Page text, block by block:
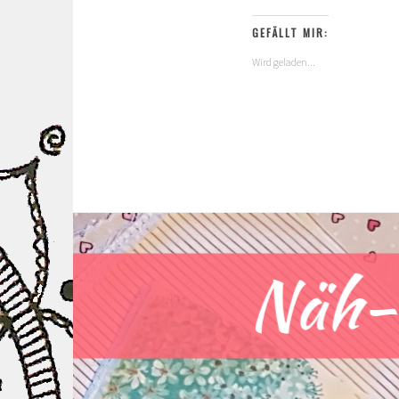
GEFÄLLT MIR:
Wird geladen...